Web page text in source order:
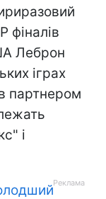
фіналів
Леброн
іграх
партнером
і